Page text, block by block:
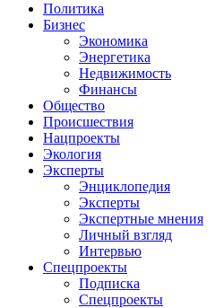
Политика
Бизнес
Экономика
Энергетика
Недвижимость
Финансы
Общество
Происшествия
Нацпроекты
Экология
Эксперты
Энциклопедия
Эксперты
Экспертные мнения
Личный взгляд
Интервью
Спецпроекты
Подписка
Спецпроекты